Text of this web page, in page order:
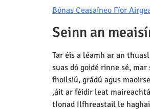
Bónas Ceasaíneo Fíor
Seinn an
Tar éis a léamh ar an
suas dó goidé rinne sé,
fhoilsiú, grádú agus
,áit ar féidir leat
tIonad Ilfhreastail le